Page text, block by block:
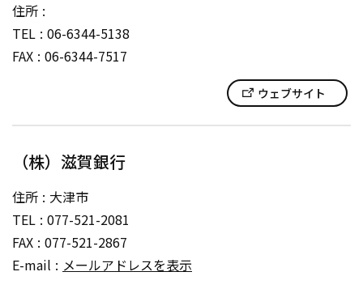
住所
TEL 06-6344-5138
FAX 06-6344-7517
ウェブサイト
（株）滋賀銀行
住所
大津市
TEL 077-521-2081
FAX 077-521-2867
E-mail
メールアドレスを表示